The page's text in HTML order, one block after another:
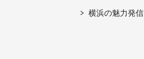
横浜の魅力発信